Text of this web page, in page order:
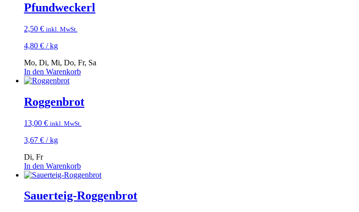
Pfundweckerl
2,50 € inkl. MwSt.
4,80 € /kg
Mo, Di, Mi, Do, Fr, Sa
In den Warenkorb
Roggenbrot
13,00 € inkl. MwSt.
3,67 € /kg
Di, Fr
In den Warenkorb
Sauerteig-Roggenbrot